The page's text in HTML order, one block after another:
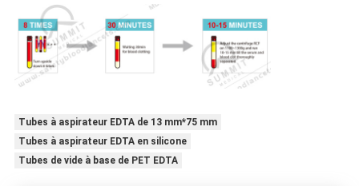
Tubes à aspirateur EDTA de 13 mm*75 mm
Tubes à aspirateur EDTA en silicone
Tubes de vide à base de PET EDTA